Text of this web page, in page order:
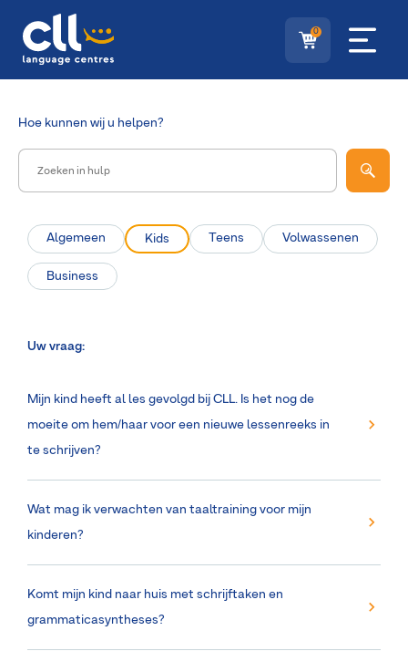
0
Hoe kunnen wij u helpen?
Algemeen Kids Teens Volwassenen
Business
Uw vraag:
Mijn kind heeft al les gevolgd bij CLL. Is het nog de
moeite om hem/haar voor een nieuwe lessenreeks in
te schrijven?
Wat mag ik verwachten van taaltraining voor mijn
kinderen?
Komt mijn kind naar huis met schrijftaken en
grammaticasyntheses?